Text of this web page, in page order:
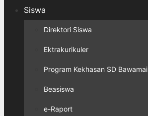
Siswa
Direktori Siswa
Ektrakurikuler
Program Kekhasan SD Bawamai
Beasiswa
e-Raport